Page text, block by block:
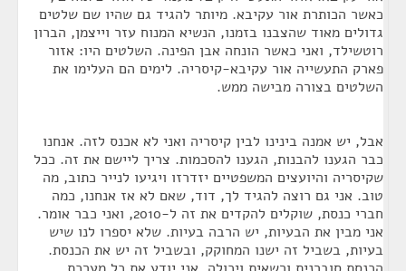
כאשר הכותרת אור עקיבא. מיותר להגיד גם שהיו שם שלטים
גדולים מאוד שהצבנו בזמנו, הנשיא המנוח עזר וייצמן, הברון
רוטשילד, ואני כאשר הונחה אבן הפינה. השלטים היו: אזור
פארק התעשייה אור עקיבא-קיסריה. לימים הם העלימו את
השלטים בצורה מבישה ממש.
אבל, יש אמנה בינינו לבין קיסריה ואני לא אכנס לזה. אנחנו
כבר הגענו להבנות, הגענו להסכמות. צריך ליישם את זה. ככל
שקיסריה והיועצים המשפטיים יזדרזו ויגיעו לנייר כתוב, מה
טוב. אני גם רוצה להגיד לך, דוד, שאם לא אז אנחנו, כמה
חברי כנסת, שוקלים להקדים את זה ל-2010, ואני כבר אומר.
אני מבין את הבעיות, יש הרבה בעיות. שלא יספרו לנו שיש
בעיות, בשביל זה ישנו המחוקק, ובשביל זה יש את הכנסת.